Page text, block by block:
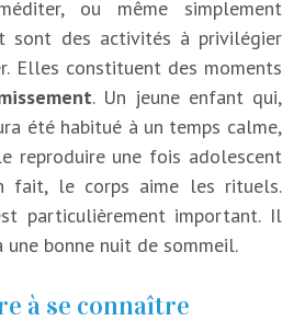
ou même simplement
sont des activités à privilégier
Elles constituent des moments
. Un jeune enfant qui,
été habitué à un temps calme,
reproduire une fois adolescent
fait, le corps aime les rituels.
particulièrement important. Il
une bonne nuit de sommeil.
à se connaître